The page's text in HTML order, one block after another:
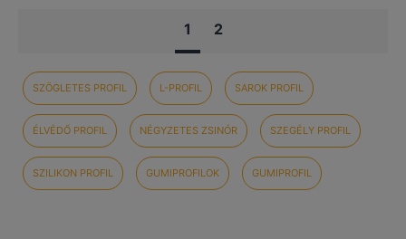
1 2
SZÖGLETES PROFIL L-PROFIL SAROK PROFIL
ÉLVÉDŐ PROFIL NÉGYZETES ZSINÓR SZEGÉLY PROFIL
SZILIKON PROFIL GUMIPROFILOK GUMIPROFIL